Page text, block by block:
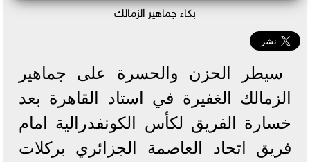
بكاء جماهير الزمالك
سيطر الحزن والحسرة على جماهير
الزمالك الغفيرة في استاد القاهرة بعد
خسارة الفريق لكأس الكونفدرالية امام
فريق اتحاد العاصمة الجزائري بركلات